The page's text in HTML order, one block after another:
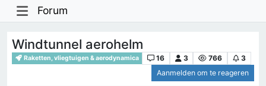
Forum
Windtunnel aerohelm
Raketten, vliegtuigen & aerodynamica 16 3 766
3
Aanmelden om te reageren